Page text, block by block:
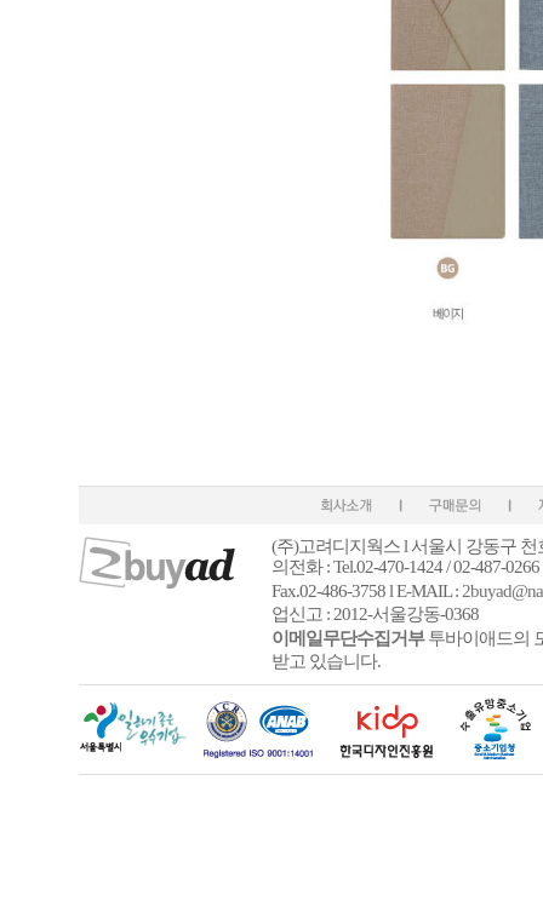
(주)고려디지웍스 l 서울시 강동구
의전화 : Tel.02-470-1424 / 02-487-0266
Fax.02-486-3758 l E-MAIL :
업신고 : 2012-서울강동-0368
이메일무단수집거부투바이애드의
받고 있습니다.